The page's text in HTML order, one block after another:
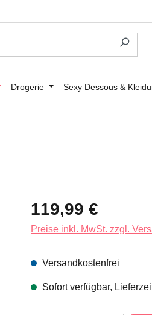
Drogerie Sexy Dessous &
Regulärer Preis:
119,99 €
Preise inkl. MwSt. zzgl.
Versandkostenfrei
Sofort verfügbar,